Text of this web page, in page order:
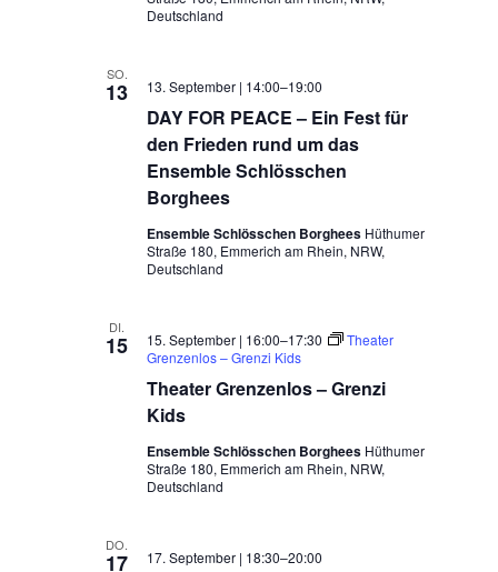
Deutschland
SO.
13
DAY FOR PEACE – Ein Fest für
den Frieden rund um das
Ensemble Schlösschen
Borghees
13. September | 14:00–19:00
Ensemble Schlösschen Borghees Hüthumer
Straße 180, Emmerich am Rhein, NRW,
Deutschland
DI.
15
Theater Grenzenlos – Grenzi
Kids
15. September | 16:00–17:30
Theater
Grenzenlos – Grenzi Kids
Ensemble Schlösschen Borghees Hüthumer
Straße 180, Emmerich am Rhein, NRW,
Deutschland
DO.
17 17. September | 18:30–20:00